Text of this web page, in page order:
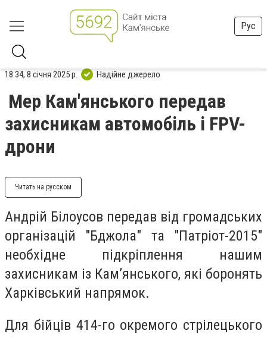
Рус
18:34, 8 січня 2025 р. Надійне джерело
Мер Кам'янського передав
захисникам автомобіль і FPV-
дрони
Читать на русском
Андрій Білоусов передав від громадських
організацій "Бджола" та "Патріот-2015"
необхідне підкріплення нашим
захисникам із Кам’янського, які боронять
Харківський напрямок.
Для бійців 414-го окремого стрілецького